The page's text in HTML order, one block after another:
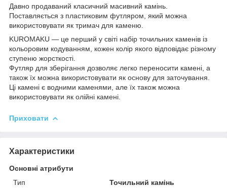
Давно продаваний класичний масивний камінь.
Поставляється з пластиковим футляром, який можна
використовувати як тримач для каменю.
KUROMAKU — це перший у світі набір точильних каменів із
кольоровим кодуванням, кожен колір якого відповідає різному
ступеню жорсткості.
Футляр для зберігання дозволяє легко переносити камені, а
також їх можна використовувати як основу для заточування.
Ці камені є водними каменями, але їх також можна
використовувати як олійні камені.
Приховати
Характеристики
Основні атрибути
Тип
Точильний камінь